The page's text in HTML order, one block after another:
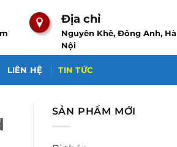
Địa chỉ
Nguyên Khê, Đông Anh, Hà
Nội
LIÊN HỆ TIN TỨC
SẢN PHẨM MỚI